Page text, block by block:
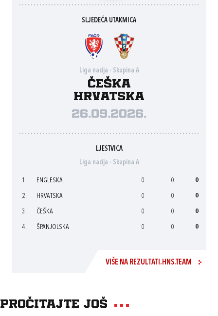
SLJEDEĆA UTAKMICA
Liga nacija - Skupina A
Češka
Hrvatska
26.09.2026.
LJESTVICA
Liga nacija - Skupina A
1. ENGLESKA 0 0 0
2. HRVATSKA 0 0 0
3. ČEŠKA 0 0 0
4. ŠPANJOLSKA 0 0 0
VIŠE NA REZULTATI.HNS.TEAM
Pročitajte još